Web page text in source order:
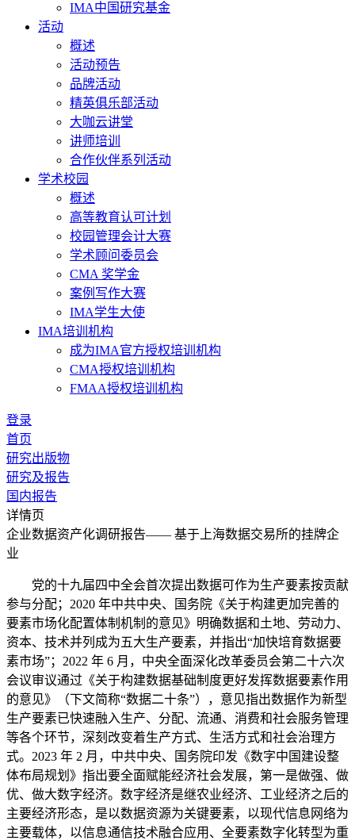
IMA中国研究基金
活动
概述
活动预告
品牌活动
精英俱乐部活动
大咖云讲堂
讲师培训
合作伙伴系列活动
学术校园
概述
高等教育认可计划
校园管理会计大赛
学术顾问委员会
CMA 奖学金
案例写作大赛
IMA学生大使
IMA培训机构
成为IMA官方授权培训机构
CMA授权培训机构
FMAA授权培训机构
登录
首页
研究出版物
研究及报告
国内报告
详情页
企业数据资产化调研报告—— 基于上海数据交易所的挂牌企
业
党的十九届四中全会首次提出数据可作为生产要素按贡献
参与分配；2020 年中共中央、国务院《关于构建更加完善的
要素市场化配置体制机制的意见》明确数据和土地、劳动力、
资本、技术并列成为五大生产要素，并指出“加快培育数据要
素市场”；2022 年 6 月，中央全面深化改革委员会第二十六次
会议审议通过《关于构建数据基础制度更好发挥数据要素作用
的意见》（下文简称“数据二十条”），意见指出数据作为新型
生产要素已快速融入生产、分配、流通、消费和社会服务管理
等各个环节，深刻改变着生产方式、生活方式和社会治理方
式。2023 年 2 月，中共中央、国务院印发《数字中国建设整
体布局规划》指出要全面赋能经济社会发展，第一是做强、做
优、做大数字经济。数字经济是继农业经济、工业经济之后的
主要经济形态，是以数据资源为关键要素，以现代信息网络为
主要载体，以信息通信技术融合应用、全要素数字化转型为重